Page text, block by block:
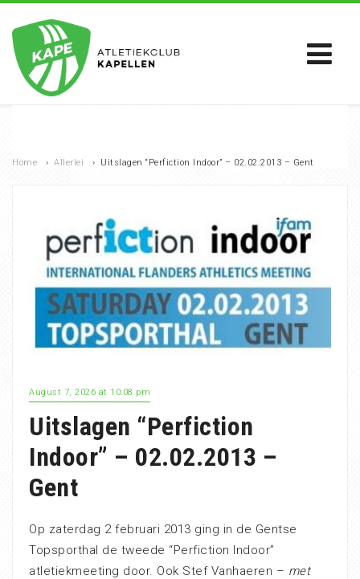
Home › Allerlei › Uitslagen “Perfiction Indoor” – 02.02.2013 – Gent
August 7, 2026 at 10:08 pm
Uitslagen “Perfiction
Indoor” – 02.02.2013 –
Gent
Op zaterdag 2 februari 2013 ging in de Gentse
Topsporthal de tweede “Perfiction Indoor”
atletiekmeeting door. Ook Stef Vanhaeren – met